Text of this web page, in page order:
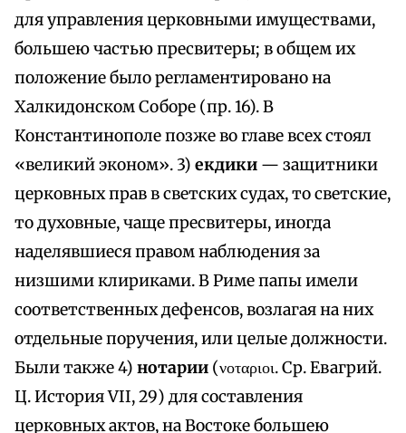
для управления церковными имуществами,
большею частью пресвитеры; в общем их
положение было регламентировано на
Халкидонском Соборе (пр. 16). В
Константинополе позже во главе всех стоял
«великий эконом». 3) екдики — защитники
церковных прав в светских судах, то светские,
то духовные, чаще пресвитеры, иногда
наделявшиеся правом наблюдения за
низшими клириками. В Риме папы имели
соответственных дефенсов, возлагая на них
отдельные поручения, или целые должности.
Были также 4) нотарии (νοταριοι. Ср. Евагрий.
Ц. История VII, 29) для составления
церковных актов, на Востоке большею